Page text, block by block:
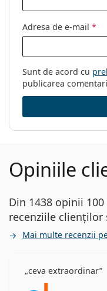
Adresa de e-mail *
Sunt de acord cu
publicarea
Opiniile
Din 1438 opinii
recenziile clienților
Mai multe recenzii
ceva extraordinar